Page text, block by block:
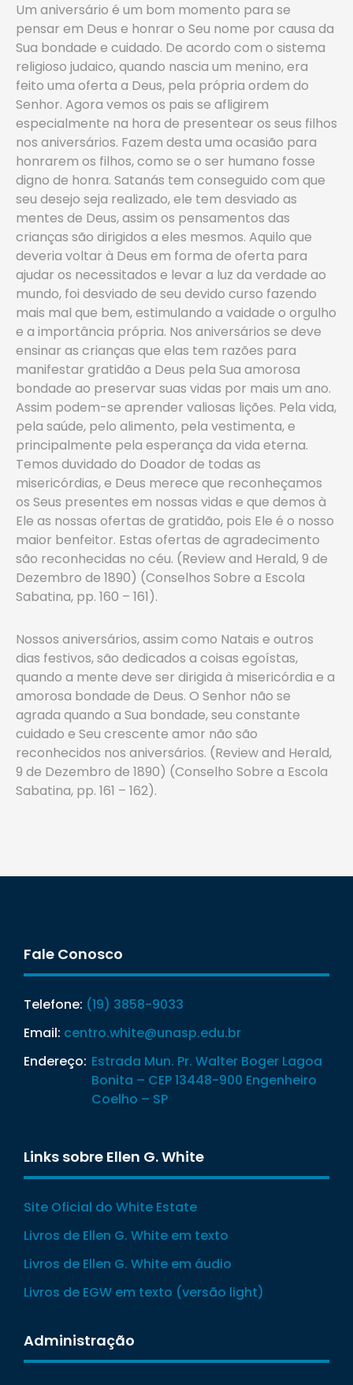
Um aniversário é um bom momento para se
pensar em Deus e honrar o Seu nome por causa da
Sua bondade e cuidado. De acordo com o sistema
religioso judaico, quando nascia um menino, era
feito uma oferta a Deus, pela própria ordem do
Senhor. Agora vemos os pais se afligirem
especialmente na hora de presentear os seus filhos
nos aniversários. Fazem desta uma ocasião para
honrarem os filhos, como se o ser humano fosse
digno de honra. Satanás tem conseguido com que
seu desejo seja realizado, ele tem desviado as
mentes de Deus, assim os pensamentos das
crianças são dirigidos a eles mesmos. Aquilo que
deveria voltar à Deus em forma de oferta para
ajudar os necessitados e levar a luz da verdade ao
mundo, foi desviado de seu devido curso fazendo
mais mal que bem, estimulando a vaidade o orgulho
e a importância própria. Nos aniversários se deve
ensinar as crianças que elas tem razões para
manifestar gratidão a Deus pela Sua amorosa
bondade ao preservar suas vidas por mais um ano.
Assim podem-se aprender valiosas lições. Pela vida,
pela saúde, pelo alimento, pela vestimenta, e
principalmente pela esperança da vida eterna.
Temos duvidado do Doador de todas as
misericórdias, e Deus merece que reconheçamos
os Seus presentes em nossas vidas e que demos à
Ele as nossas ofertas de gratidão, pois Ele é o nosso
maior benfeitor. Estas ofertas de agradecimento
são reconhecidas no céu. (Review and Herald, 9 de
Dezembro de 1890) (Conselhos Sobre a Escola
Sabatina, pp. 160 – 161).
Nossos aniversários, assim como Natais e outros
dias festivos, são dedicados a coisas egoístas,
quando a mente deve ser dirigida à misericórdia e a
amorosa bondade de Deus. O Senhor não se
agrada quando a Sua bondade, seu constante
cuidado e Seu crescente amor não são
reconhecidos nos aniversários. (Review and Herald,
9 de Dezembro de 1890) (Conselho Sobre a Escola
Sabatina, pp. 161 – 162).
Fale Conosco
Telefone: (19) 3858-9033
Email: centro.white@unasp.edu.br
Endereço: Estrada Mun. Pr. Walter Boger Lagoa
Bonita – CEP 13448-900 Engenheiro
Coelho – SP
Links sobre Ellen G. White
Site Oficial do White Estate
Livros de Ellen G. White em texto
Livros de Ellen G. White em áudio
Livros de EGW em texto (versão light)
Administração